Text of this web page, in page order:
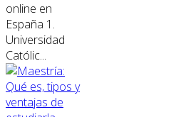
online en
España 1.
Universidad
Católic...